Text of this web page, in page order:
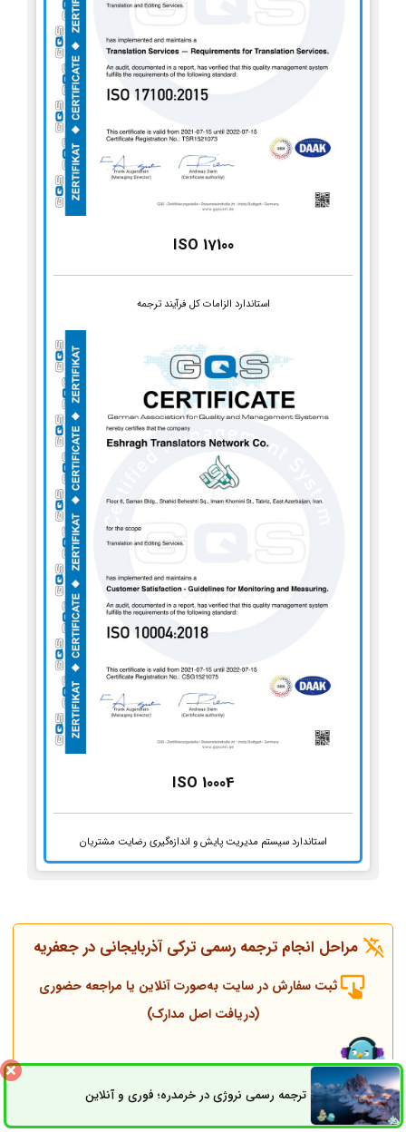
ISO 17100
استاندارد الزامات کل فرآیند ترجمه
ISO 10004
استاندارد سیستم مدیریت پایش و اندازه‌گیری رضایت مشتریان
مراحل انجام ترجمه رسمی ترکی آذربایجانی در جعفریه
ثبت سفارش در سایت به‌صورت آنلاین یا مراجعه حضوری
(دریافت اصل مدارک)
تماس همکاران و مشاوره قبل از انجام ترجمه
انجام ترجمه، مهر و پلمپ توسط مترجم رسمی
ترجمه رسمی نروژی در خرمدره؛ فوری و آنلاینثبت سفارش راه های ارتباطی